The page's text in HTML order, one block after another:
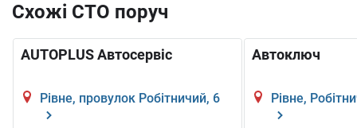
Схожі СТО поруч
AUTOPLUS Автосервіс
Рівне, провулок Робітничий, 6
Автоключ
Рівне,